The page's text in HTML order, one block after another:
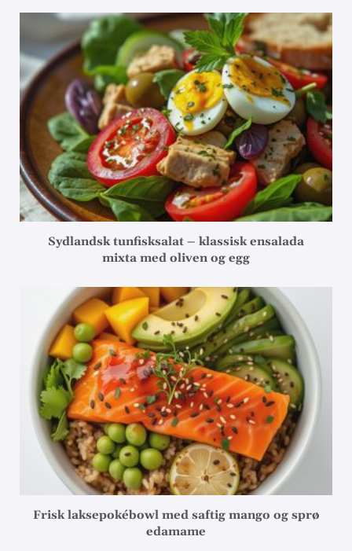
Sydlandsk tunfisksalat – klassisk ensalada
mixta med oliven og egg
Frisk laksepokébowl med saftig mango og sprø
edamame